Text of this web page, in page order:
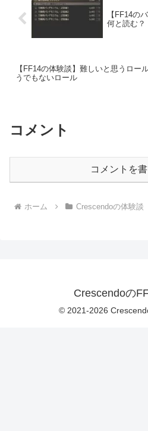
【FF14の
何と読む？
【FF14の体験談】難しいと思うロー
うでもないロール
コメント
コメントを
ホーム Crescendoの体験談
Crescendoの
© 2021-2026